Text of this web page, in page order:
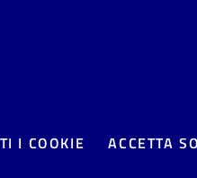
I COOKIE ACCETTA